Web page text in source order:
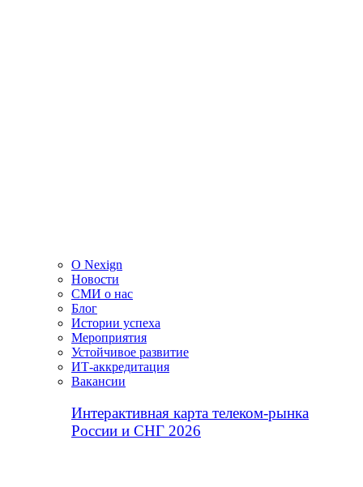
О Nexign
Новости
СМИ о нас
Блог
Истории успеха
Мероприятия
Устойчивое развитие
ИТ-аккредитация
Вакансии
Интерактивная карта телеком-рынка
России и СНГ 2026